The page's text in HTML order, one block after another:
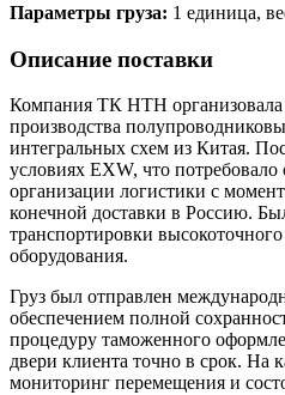
Параметры груза: 1 единица,
Описание поставки
Компания ТК НТН организовала
производства
интегральных схем из Китая.
условиях EXW, что
организации логистики с
конечной доставки в Россию.
транспортировки
оборудования.
Груз был отправлен
обеспечением полной
процедуру таможенного
двери клиента точно в срок. На
мониторинг перемещения и